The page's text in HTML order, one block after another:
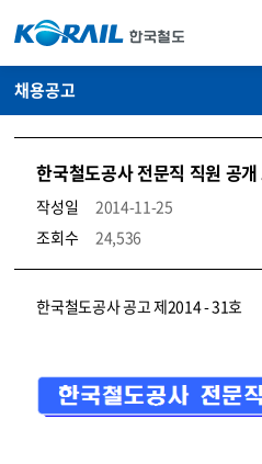
채용공고
한국철도공사 전문직 직원 공
작성일
2014-11-25
조회수
24,536
코레일소개_경영공시_채용공고 상세보기 – 내용, 파일, 담당자 연락처로 구성
한국철도공사 공고 제2014 - 31호